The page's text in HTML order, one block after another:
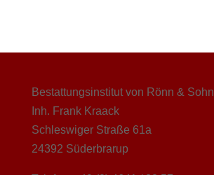
Bestattungsinstitut von Rönn & Sohn
Inh. Frank Kraack
Schleswiger Straße 61a
24392 Süderbrarup